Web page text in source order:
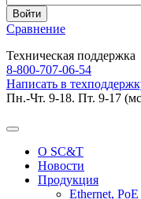
Сравнение
Техническая поддержка
8-800-707-06-54
Написать в
Пн.-Чт. 9-18. Пт. 9-17
О SC&T
Новости
Продукция
Ethernet, PoE